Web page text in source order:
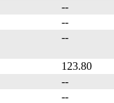
--
--
--
123.80
--
--